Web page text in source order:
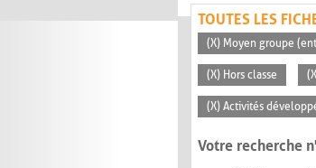
TOUTES LES
(X) Moyen groupe
(X) Hors classe
(X) Activités
Votre recherche